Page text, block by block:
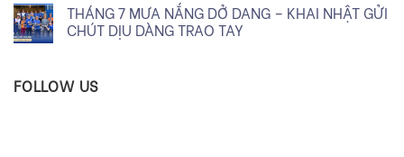
THÁNG 7 MƯA NẮNG DỞ DANG – KHAI NHẬT GỬI
CHÚT DỊU DÀNG TRAO TAY
FOLLOW US